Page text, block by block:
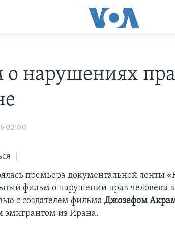
нарушениях
03:00
премьера документальной ленты
фильм о нарушении прав человека
с создателем фильмаДжозефом
эмигрантом из Ирана.